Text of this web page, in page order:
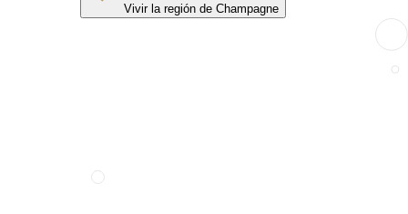
Vivir la región de Champagne